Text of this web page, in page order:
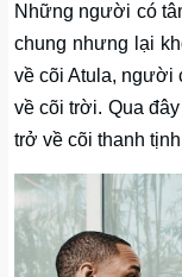
Những người có
chung nhưng lại
về cõi Atula, người
về cõi trời. Qua
trở về cõi thanh